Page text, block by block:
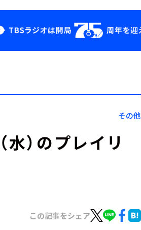
YouTube
その他
）のプレイリ
この記事をシェア